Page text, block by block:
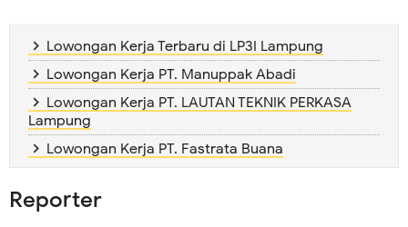
Lowongan Kerja Terbaru di LP3I Lampung
Lowongan Kerja PT. Manuppak Abadi
Lowongan Kerja PT. LAUTAN TEKNIK PERKASA
Lampung
Lowongan Kerja PT. Fastrata Buana
Reporter